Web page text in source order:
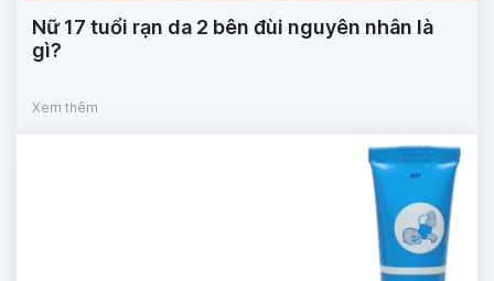
Nữ 17 tuổi rạn da 2 bên đùi nguyên nhân là
gì?
Xem thêm